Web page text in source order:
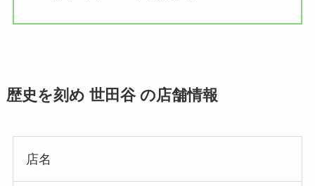
歴史を刻め 世田谷 の店舗情報
店名